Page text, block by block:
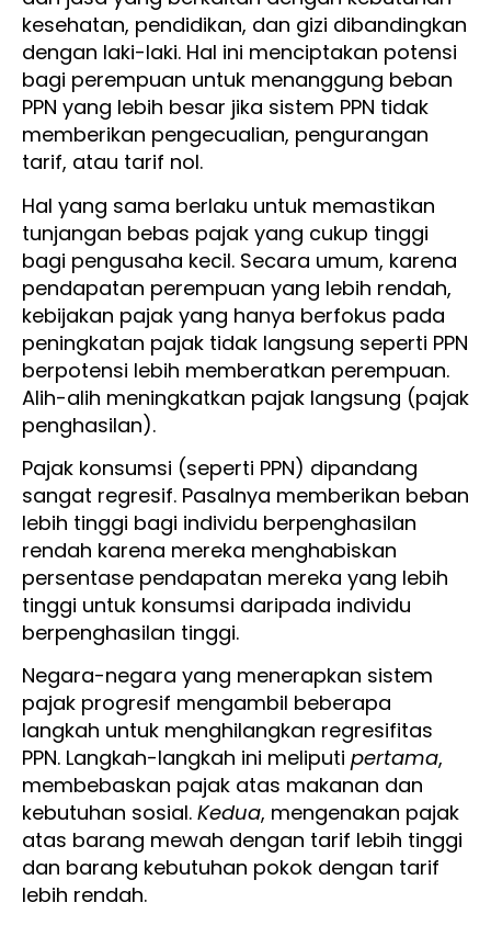
kesehatan, pendidikan, dan gizi dibandingkan
dengan laki-laki. Hal ini menciptakan potensi
bagi perempuan untuk menanggung beban
PPN yang lebih besar jika sistem PPN tidak
memberikan pengecualian, pengurangan
tarif, atau tarif nol.
Hal yang sama berlaku untuk memastikan
tunjangan bebas pajak yang cukup tinggi
bagi pengusaha kecil. Secara umum, karena
pendapatan perempuan yang lebih rendah,
kebijakan pajak yang hanya berfokus pada
peningkatan pajak tidak langsung seperti PPN
berpotensi lebih memberatkan perempuan.
Alih-alih meningkatkan pajak langsung (pajak
penghasilan).
Pajak konsumsi (seperti PPN) dipandang
sangat regresif. Pasalnya memberikan beban
lebih tinggi bagi individu berpenghasilan
rendah karena mereka menghabiskan
persentase pendapatan mereka yang lebih
tinggi untuk konsumsi daripada individu
berpenghasilan tinggi.
Negara-negara yang menerapkan sistem
pajak progresif mengambil beberapa
langkah untuk menghilangkan regresifitas
PPN. Langkah-langkah ini meliputi pertama,
membebaskan pajak atas makanan dan
kebutuhan sosial. Kedua, mengenakan pajak
atas barang mewah dengan tarif lebih tinggi
dan barang kebutuhan pokok dengan tarif
lebih rendah.